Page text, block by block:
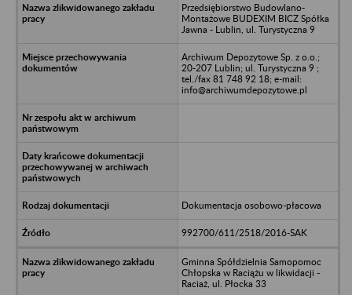
Przedsiębiorstwo Budowlano-
Montażowe BUDEXIM BICZ Spółka
Jawna - Lublin, ul. Turystyczna 9
Archiwum Depozytowe Sp. z o.o.;
20-207 Lublin; ul. Turystyczna 9 ;
tel./fax 81 748 92 18; e-mail:
info@archiwumdepozytowe.pl
Dokumentacja osobowo-płacowa
992700/611/2518/2016-SAK
Gminna Spółdzielnia Samopomoc
Chłopska w Raciążu w likwidacji -
Raciaż, ul. Płocka 33